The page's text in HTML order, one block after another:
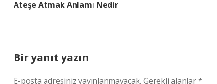
Ateşe Atmak Anlamı Nedir
Bir yanıt yazın
E-posta adresiniz yayınlanmayacak. Gerekli alanlar*